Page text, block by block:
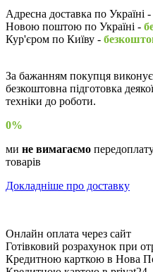
Адресна доставка по Україні -
Новою поштою по Україні -
Кур'єром по Київу -
За бажанням покупця
безкоштовна підготовка деякої
техніки до роботи.
0%
ми не вимагаємо
товарів
Докладніше про доставку
Онлайн оплата через сайт
Готівковий розрахунок при
Кредитною карткою в Нова